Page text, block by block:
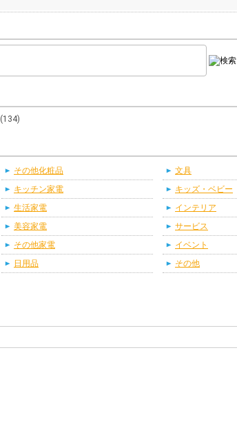
(134)
その他化粧品
キッチン家電
生活家電
美容家電
その他家電
日用品
文具
キッズ・ベビー
インテリア
サービス
イベント
その他